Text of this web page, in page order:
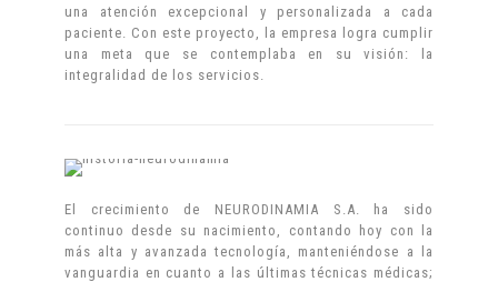
una atención excepcional y personalizada a cada
paciente. Con este proyecto, la empresa logra cumplir
una meta que se contemplaba en su visión: la
integralidad de los servicios.
El crecimiento de NEURODINAMIA S.A. ha sido
continuo desde su nacimiento, contando hoy con la
más alta y avanzada tecnología, manteniéndose a la
vanguardia en cuanto a las últimas técnicas médicas;